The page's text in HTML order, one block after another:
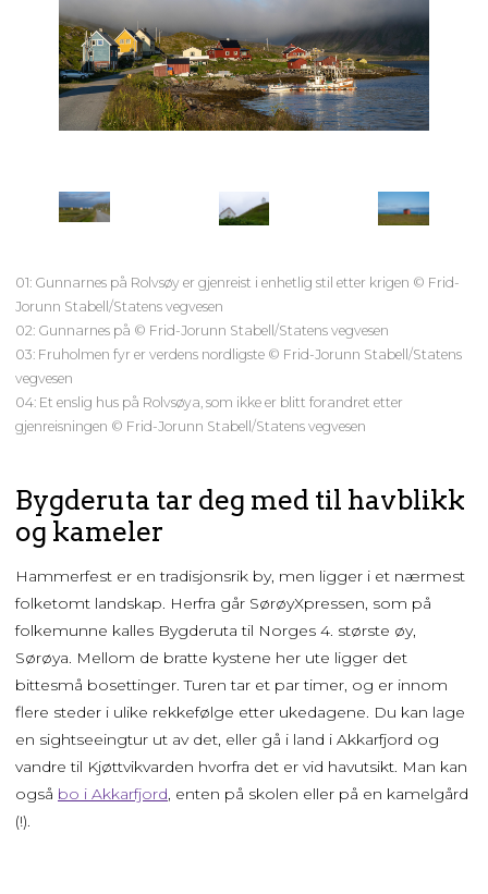
01: Gunnarnes på Rolvsøy er gjenreist i enhetlig stil etter krigen © Frid-
Jorunn Stabell/Statens vegvesen
02: Gunnarnes på © Frid-Jorunn Stabell/Statens vegvesen
03: Fruholmen fyr er verdens nordligste © Frid-Jorunn Stabell/Statens
vegvesen
04: Et enslig hus på Rolvsøya, som ikke er blitt forandret etter
gjenreisningen © Frid-Jorunn Stabell/Statens vegvesen
Bygderuta tar deg med til havblikk
og kameler
Hammerfest er en tradisjonsrik by, men ligger i et nærmest
folketomt landskap. Herfra går SørøyXpressen, som på
folkemunne kalles Bygderuta til Norges 4. største øy,
Sørøya. Mellom de bratte kystene her ute ligger det
bittesmå bosettinger. Turen tar et par timer, og er innom
flere steder i ulike rekkefølge etter ukedagene. Du kan lage
en sightseeingtur ut av det, eller gå i land i Akkarfjord og
vandre til Kjøttvikvarden hvorfra det er vid havutsikt. Man kan
også bo i Akkarfjord, enten på skolen eller på en kamelgård
(!).